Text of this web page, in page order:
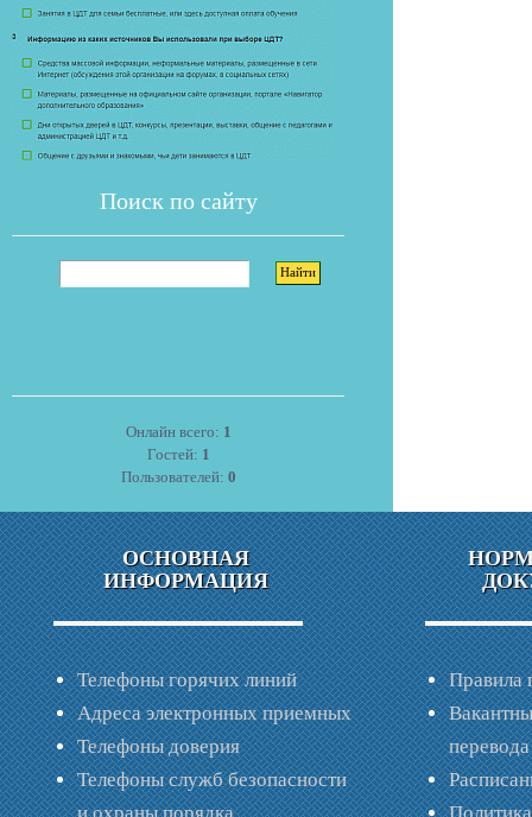
Поиск по сайту
Онлайн всего: 1
Гостей: 1
Пользователей: 0
ОСНОВНАЯ
ИНФОРМАЦИЯ
Телефоны горячих линий
Адреса электронных приемных
Телефоны доверия
Телефоны служб безопасности
Правила
перевода